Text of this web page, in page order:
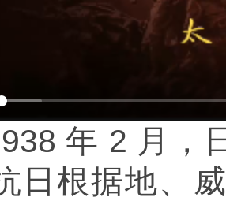
年 2 月，
日根据地、